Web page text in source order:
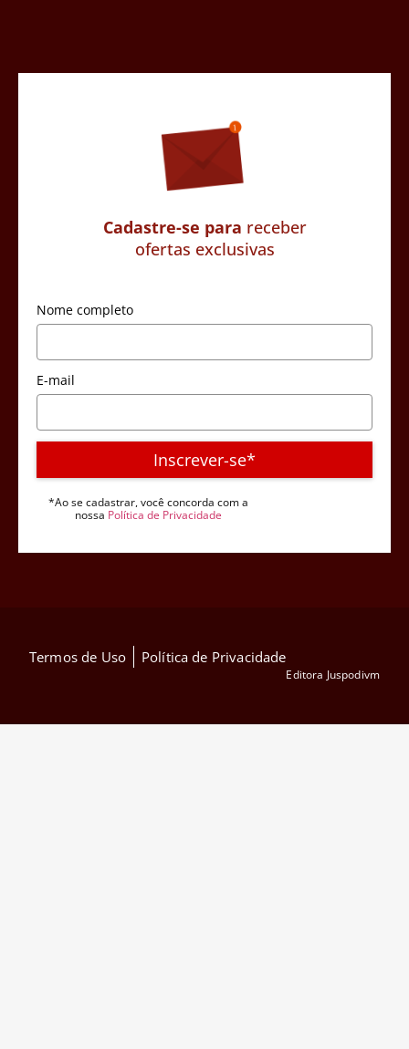
Cadastre-se para receber
ofertas exclusivas
Nome completo
E-mail
Inscrever-se*
*Ao se cadastrar, você concorda com a
nossa Política de Privacidade
Termos de Uso Política de Privacidade
Editora Juspodivm